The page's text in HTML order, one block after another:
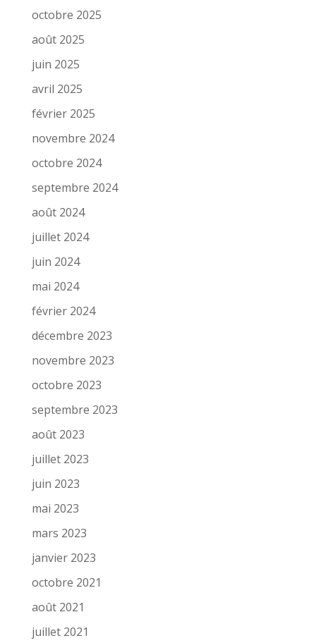
octobre 2025
août 2025
juin 2025
avril 2025
février 2025
novembre 2024
octobre 2024
septembre 2024
août 2024
juillet 2024
juin 2024
mai 2024
février 2024
décembre 2023
novembre 2023
octobre 2023
septembre 2023
août 2023
juillet 2023
juin 2023
mai 2023
mars 2023
janvier 2023
octobre 2021
août 2021
juillet 2021